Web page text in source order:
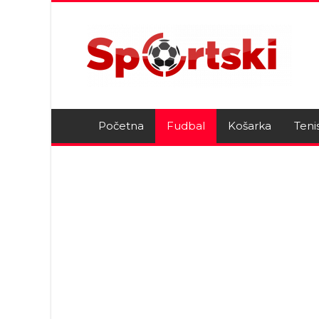
Početna Fudbal Košarka